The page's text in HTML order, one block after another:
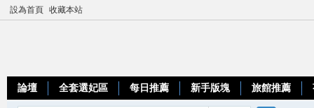
設為首頁 收藏本站
論壇 全套選妃區 每日推薦 新手版塊 旅館推薦